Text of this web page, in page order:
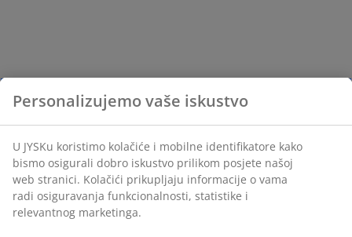
Personalizujemo vaše iskustvo
U JYSKu koristimo kolačiće i mobilne identifikatore kako
bismo osigurali dobro iskustvo prilikom posjete našoj
web stranici. Kolačići prikupljaju informacije o vama
radi osiguravanja funkcionalnosti, statistike i
relevantnog marketinga.